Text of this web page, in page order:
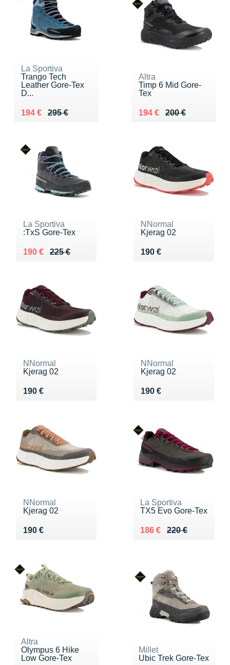
La Sportiva
Trango Tech
Leather Gore-Tex
D...
295 €
Au lieu de 295 €
194 €
Vendu 194 €
Altra
Timp 6 Mid Gore-
Tex
200 €
Au lieu de 200 €
194 €
Vendu 194 €
La Sportiva
:TxS Gore-Tex
225 €
Au lieu de 225 €
190 €
Vendu 190 €
NNormal
Kjerag 02
190 €
Vendu 190 €
NNormal
Kjerag 02
190 €
Vendu 190 €
NNormal
Kjerag 02
190 €
Vendu 190 €
NNormal
Kjerag 02
190 €
Vendu 190 €
La Sportiva
TX5 Evo Gore-Tex
220 €
Au lieu de 220 €
186 €
Vendu 186 €
Altra
Olympus 6 Hike
Low Gore-Tex
Millet
Ubic Trek Gore-Tex